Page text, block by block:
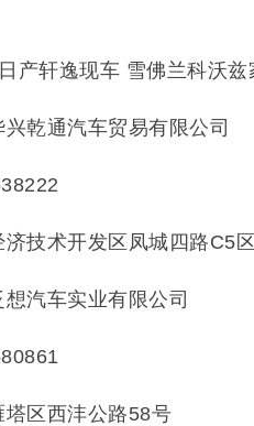
乾通汽车贸易有限公司
技术开发区凤城四路C5区
汽车实业有限公司
区西沣公路58号